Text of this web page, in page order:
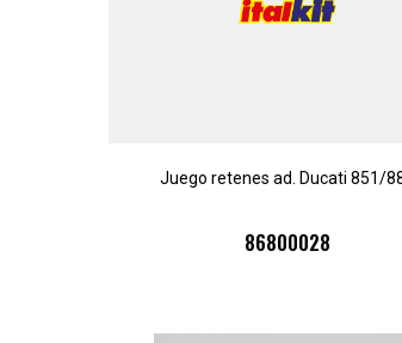
Juego retenes ad. Ducati 851/
86800028